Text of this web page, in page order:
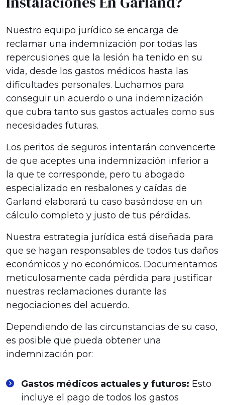
Nuestro equipo jurídico se encarga de
reclamar una indemnización por todas las
repercusiones que la lesión ha tenido en su
vida, desde los gastos médicos hasta las
dificultades personales. Luchamos para
conseguir un acuerdo o una indemnización
que cubra tanto sus gastos actuales como sus
necesidades futuras.
Los peritos de seguros intentarán convencerte
de que aceptes una indemnización inferior a
la que te corresponde, pero tu abogado
especializado en resbalones y caídas de
Garland elaborará tu caso basándose en un
cálculo completo y justo de tus pérdidas.
Nuestra estrategia jurídica está diseñada para
que se hagan responsables de todos tus daños
económicos y no económicos. Documentamos
meticulosamente cada pérdida para justificar
nuestras reclamaciones durante las
negociaciones del acuerdo.
Dependiendo de las circunstancias de su caso,
es posible que pueda obtener una
indemnización por:
Gastos médicos actuales y futuros: Esto
incluye el pago de todos los gastos